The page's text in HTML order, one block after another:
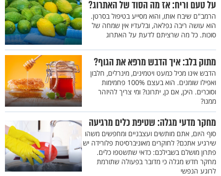
על טעם וריח: אז מה הסוד של האתרוג?
הרמב"ם שיבח אותו, והוא מסייע בטיפול בסרטן.
הוא עושה ריבה נפלאה, ובלעדיו אין שמחה של
סוכות. כל מה שרציתם לדעת על האתרוג
מתוק בלב: איך הדבש מרפא את הגוף?
הדבש אינו מכיל כמעט ויטמינים, מינרלים, חלבון
ואפילו שומנים. הוא בעצם 100% פחמימות
וסוכרים. היכן, אם כן, יתרונו? ומי צריך להיזהר
ממנו?
מחקר מדעי מגלה: שטיפת כלים מרגיעה
סוף היום, אתם מותשים ועצבניים ומחפשים משהו
שירגיע אתכם? לחוקרים מאוניברסיטת פלורידה יש
פתרון מושלם בשבילכם: כדאי שתשטפו כלים.
מחקר חדש מגלה כי מדובר בפעולה שתורמת
לרוגע הנפשי